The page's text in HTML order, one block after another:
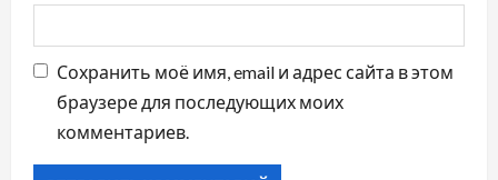
Сохранить моё имя, email и адрес сайта в этом
браузере для последующих моих
комментариев.